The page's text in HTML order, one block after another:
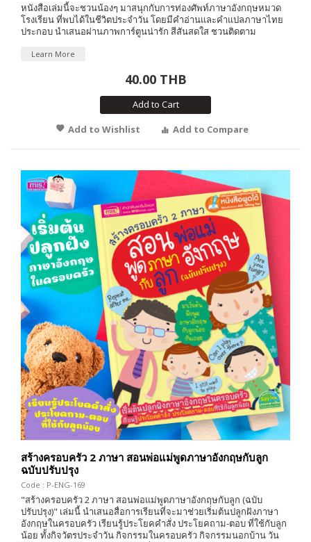
หนังสือเล่มนี้จะชวนน้องๆ มาสนุกกับการท่องศัพท์ภาษาอังกฤษหมวด
โรงเรียน ที่พบได้ในชีวิตประจำวัน โดยมีคำอ่านและคำแปลภาษาไทย
ประกอบ นำเสนอผ่านภาพการ์ตูนน่ารัก สีสันสดใส ชวนติดตาม
Learn More
40.00 THB
Add to Cart
Add to Wishlist
Add to Compare
สร้างครอบครัว 2 ภาษา สอนพ่อแม่พูดภาษาอังกฤษกับลูก
ฉบับปรับปรุง
Code : P-ENG-169
"สร้างครอบครัว 2 ภาษา สอนพ่อแม่พูดภาษาอังกฤษกับลูก (ฉบับ
ปรับปรุง)" เล่มนี้ นำเสนอสื่อการเรียนที่จะมาช่วยเริ่มต้นปลูกฝังภาษา
อังกฤษในครอบครัว เรียนรู้ประโยคคำสั่ง ประโยคถาม-ตอบ ที่ใช้กับลูก
น้อย ทั้งกิจวัตรประจำวัน กิจกรรมในครอบครัว กิจกรรมนอกบ้าน วัน